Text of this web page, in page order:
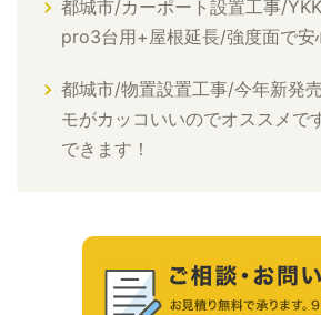
都城市/カーポート設置工事/
pro3台用+屋根延長/強度面で安
都城市/物置設置工事/今年新発
モがカッコいいのでオススメで
できます！